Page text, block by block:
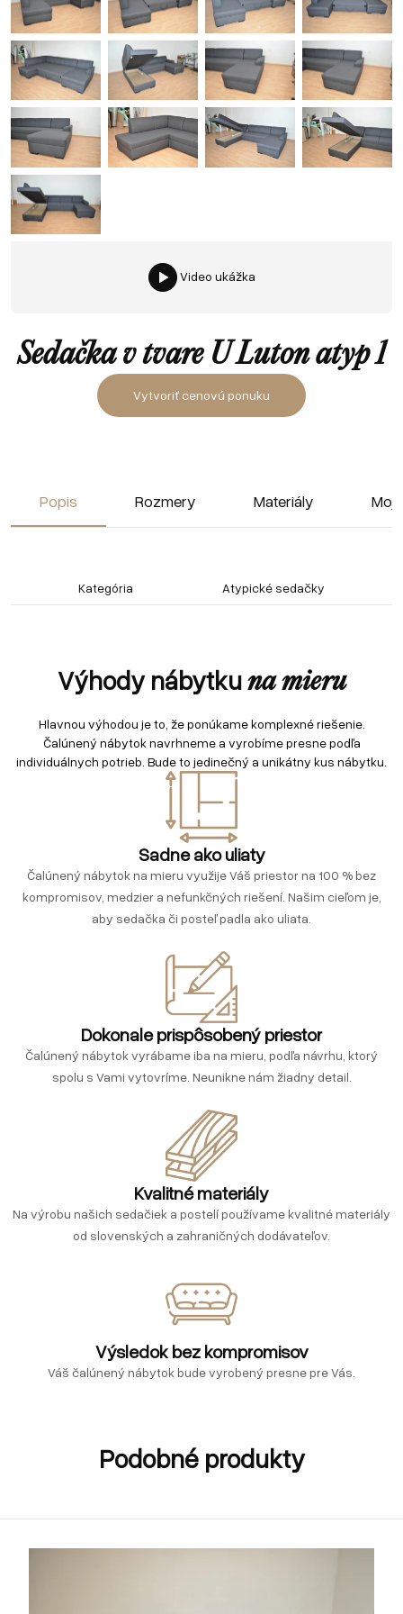
Video ukážka
Sedačka v tvare U Luton atyp 1
Vytvoriť cenovú ponuku
Popis Rozmery Materiály
Kategória Atypické sedačky
Výhody nábytkuna mieru
Hlavnou výhodou je to, že ponúkame komplexné riešenie.
Čalúnený nábytok navrhneme a vyrobíme presne podľa
individuálnych potrieb. Bude to jedinečný a unikátny kus nábytku.
Sadne ako uliaty
Čalúnený nábytok na mieru využije Váš priestor na 100 % bez
kompromisov, medzier a nefunkčných riešení. Našim cieľom je,
aby sedačka či posteľ padla ako uliata.
Dokonale prispôsobený priestor
Čalúnený nábytok vyrábame iba na mieru, podľa návrhu, ktorý
spolu s Vami vytovríme. Neunikne nám žiadny detail.
Kvalitné materiály
Na výrobu našich sedačiek a postelí používame kvalitné materiály
od slovenských a zahraničných dodávateľov.
Výsledok bez kompromisov
Váš čalúnený nábytok bude vyrobený presne pre Vás.
Podobné produkty